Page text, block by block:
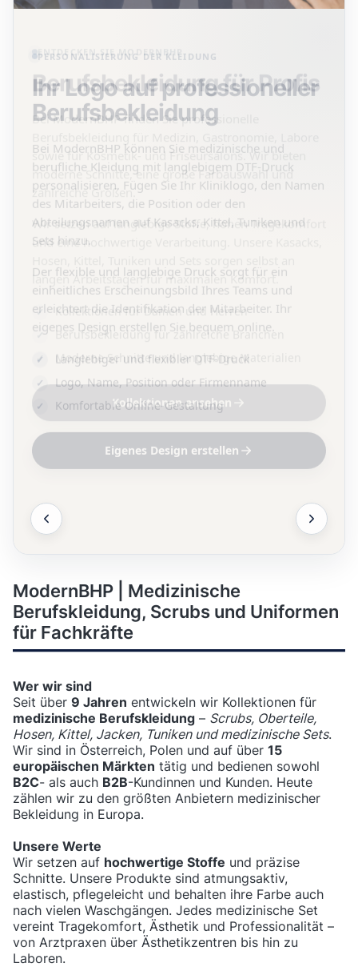
Ihr Logo auf professioneller
Berufsbekleidung
berufliche Kleidung mit langlebigem DTF-Druck
personalisieren. Fügen Sie Ihr Kliniklogo, den Namen
des Mitarbeiters, die Position oder den
Abteilungsnamen auf Kasacks, Kittel, Tuniken und
Sets hinzu.
einheitliches Erscheinungsbild Ihres Teams und
erleichtert die Identifikation der Mitarbeiter. Ihr
eigenes Design erstellen Sie bequem online.
Komfortable Online-Gestaltung
ModernBHP | Medizinische
Berufskleidung, Scrubs und Uniformen
für Fachkräfte
Wer wir sind
Seit über 9 Jahren entwickeln wir Kollektionen für
medizinische Berufskleidung – Scrubs, Oberteile,
Hosen, Kittel, Jacken, Tuniken und medizinische Sets.
Wir sind in Österreich, Polen und auf über 15
europäischen Märkten tätig und bedienen sowohl
B2C- als auch B2B-Kundinnen und Kunden. Heute
zählen wir zu den größten Anbietern medizinischer
Bekleidung in Europa.
Unsere Werte
Wir setzen auf hochwertige Stoffe und präzise
Schnitte. Unsere Produkte sind atmungsaktiv,
elastisch, pflegeleicht und behalten ihre Farbe auch
nach vielen Waschgängen. Jedes medizinische Set
vereint Tragekomfort, Ästhetik und Professionalität –
von Arztpraxen über Ästhetikzentren bis hin zu
Laboren.